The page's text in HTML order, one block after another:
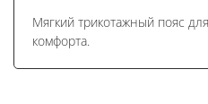
Мягкий трикотажный пояс
комфорта.